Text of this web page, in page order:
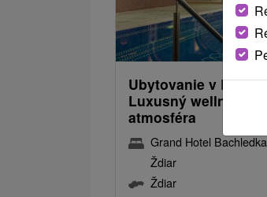
Ubytovanie v
Luxusný wellness,
atmosféra
Grand Hotel
Ždiar
Ždiar